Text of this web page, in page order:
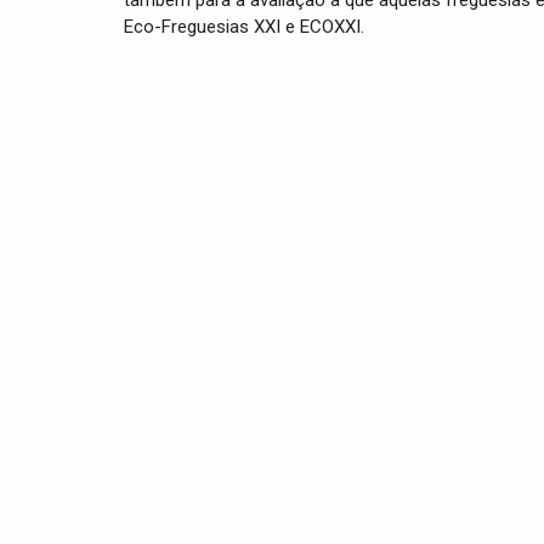
Eco-Freguesias XXI e ECOXXI.